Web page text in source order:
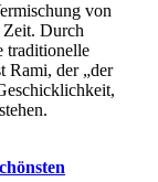
von
Zeit. Durch
traditionelle
Rami, der „der